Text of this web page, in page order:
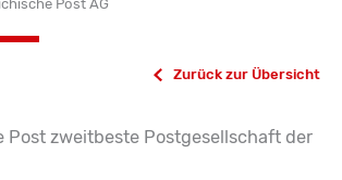
Post AG
Zurück zur Übersicht
Post zweitbeste Postgesellschaft der